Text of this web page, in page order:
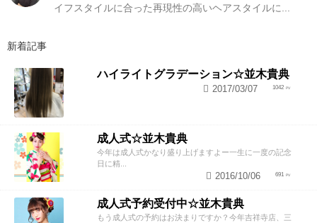
イフスタイルに合った再現性の高いヘアスタイルに...
新着記事
ハイライトグラデーション☆並木貴典
1042
2017/03/07
成人式☆並木貴典
今年は成人式かなり盛り上げますよー一生に一度の記念
日に精...
691
2016/10/06
成人式予約受付中☆並木貴典
もう成人式の予約はお決まりですか？今年吉祥寺店、三